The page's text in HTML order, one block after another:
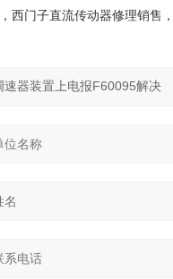
，西门子直流传动器修理销售